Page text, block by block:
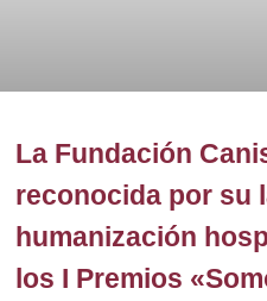
La Fundación
reconocida por su
humanización
los I Premios